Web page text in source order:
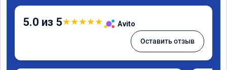
5.0 из 5★★★★★ Avito
Оставить отзыв